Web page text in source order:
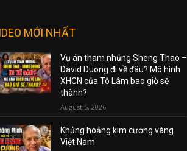
MỚI NHẤT
Vụ án tham nhũng Sheng Thao –
David Duong đi về đâu? Mô hình
XHCN của Tô Lâm bao giờ sẽ
thành?
August 5, 2026
Khủng hoảng kim cương vàng
Việt Nam